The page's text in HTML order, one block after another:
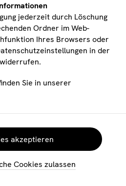
KONTAKT
DATENSCHUTZ
jederzeit durch Löschung
Ordner im Web-
Ihres Browsers oder
in der
Sie in unserer
Cookies zulassen
akzeptieren